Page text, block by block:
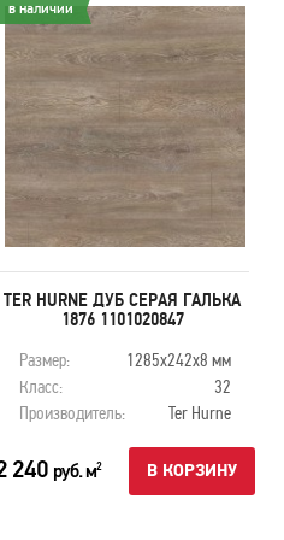
в наличии
TER HURNE ДУБ СЕРАЯ ГАЛЬКА
1876 1101020847
Размер:
1285x242x8 мм
Класс:
32
Производитель:
Ter Hurne
240 руб. м2 В КОРЗИНУ